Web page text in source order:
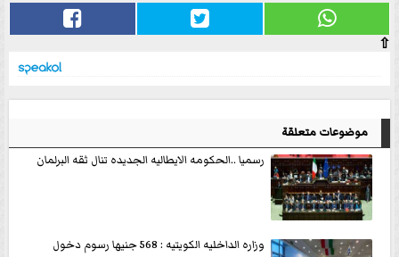
⇧
موضوعات متعلقة
رسميا ..الحكومه الايطاليه الجديده تنال ثقه البرلمان
وزاره الداخليه الكويتيه : 568 جنيها رسوم دخول